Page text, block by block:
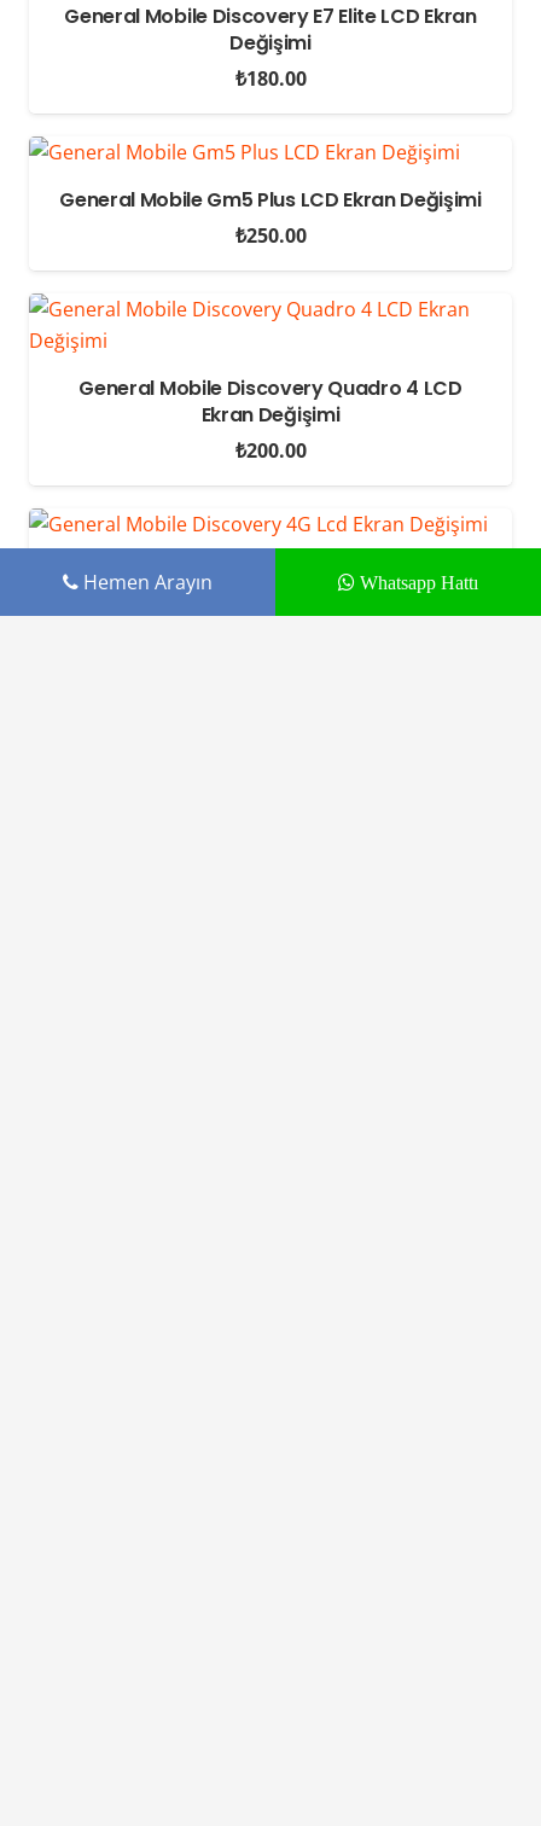
General Mobile Discovery E7 Elite LCD Ekran
Değişimi
₺180.00
General Mobile Gm5 Plus LCD Ekran Değişimi
₺250.00
General Mobile Discovery Quadro 4 LCD
Ekran Değişimi
₺200.00
General Mobile Discovery 4G LCD Ekran
Hemen Arayın Whatsapp Hattı